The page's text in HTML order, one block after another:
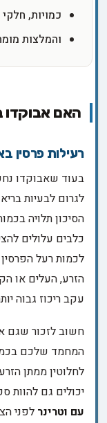
כמויות,
והמלצות
האם אבוקדו
רעילות פרסין
בעוד שאבוקדו
לגרום לבעיות
הסיכון תלויה
כלבים עלולים
לכמות רעל
הזרע, העלים או
עקב ריכוז גבוה
חשוב לזכור שגם
המחמד שלכם
לחלוטין ממתן
יכולים גם להוות
עם וטרינר לפני